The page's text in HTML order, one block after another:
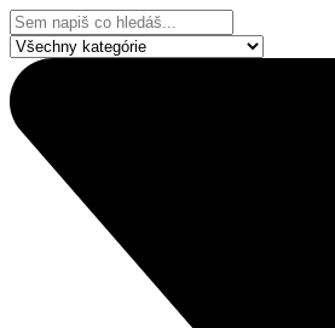
Přejít
k
obsahu
Search
...